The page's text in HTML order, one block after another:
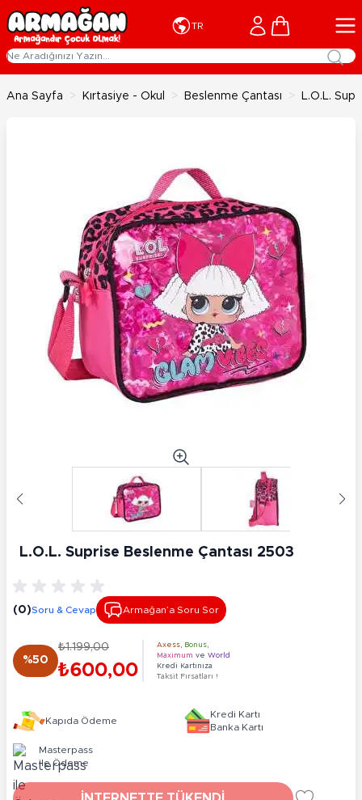
İçeriğe geç
TR Cart
Ana Sayfa > Kırtasiye - Okul > Beslenme Çantası > L.O.L.
L.O.L. Suprise Beslenme Çantası 2503
(0)Soru & Cevap Armağan’a Soru Sor
%50
₺1.199,00
₺600,00
Axess Bonus
Maximum ve World
Kredi Kartınıza
Taksit Fırsatları !
Kapıda Ödeme
Kredi Kartı
Banka Kartı
Masterpass
ile Ödeme